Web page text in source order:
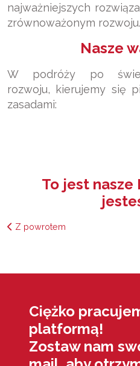
najważniejszych
zrównoważonym rozwoju.
Nasze
W podróży po
rozwoju, kierujemy się
zasadami:
To jest nasze
Z powrotem
Ciężko
platformą!
Zostaw nam